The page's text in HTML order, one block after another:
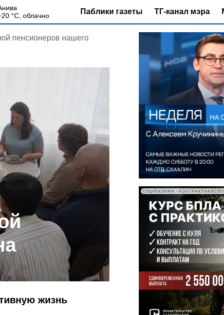
20 °С, облачно Паблики газеты ТГ-канал мэра
пенсионеров нашего
жизнь
СОЦРЕКЛАМА •